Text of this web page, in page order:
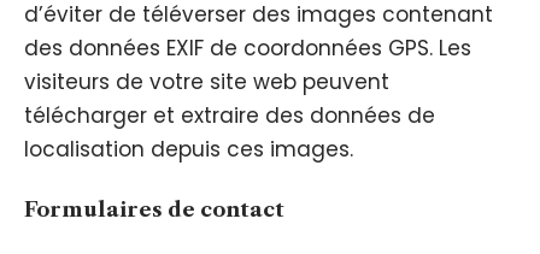
d’éviter de téléverser des images contenant
des données EXIF de coordonnées GPS. Les
visiteurs de votre site web peuvent
télécharger et extraire des données de
localisation depuis ces images.
Formulaires de contact